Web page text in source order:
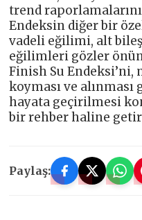
trend
Endeksin diğer bir
vadeli eğilimi, alt
eğilimleri gözler
Finish Su
koyması ve
hayata geçirilmesi
bir rehber haline
Paylaş: